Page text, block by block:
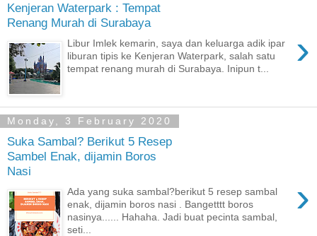
Kenjeran Waterpark : Tempat
Renang Murah di Surabaya
›
Libur Imlek kemarin, saya dan keluarga adik ipar
liburan tipis ke Kenjeran Waterpark, salah satu
tempat renang murah di Surabaya. Inipun t...
Monday, 3 February 2020
Suka Sambal? Berikut 5 Resep
Sambel Enak, dijamin Boros
Nasi
›
Ada yang suka sambal?berikut 5 resep sambal
enak, dijamin boros nasi . Bangetttt boros
nasinya...... Hahaha. Jadi buat pecinta sambal,
seti...